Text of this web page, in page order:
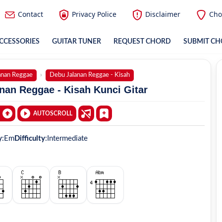
Contact Privacy Police Disclaimer
GUITAR TUNER REQUEST CHORD SUBMIT
Reggae Debu Jalanan Reggae - Kisah
Reggae - Kisah Kunci Gitar
AUTOSCROLL
: Em Difficulty: Intermediate